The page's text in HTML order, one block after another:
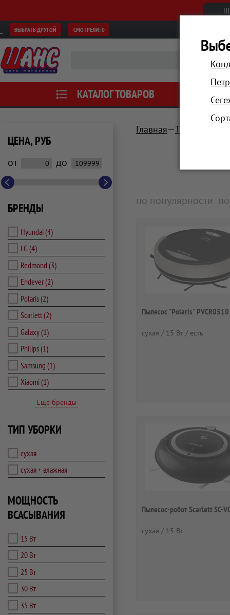
ВЫБРАТЬ ДРУГОЙ СМОТРЕЛИ:0
КАТАЛОГ ТОВАРОВ АКЦИИ
ЦЕНА, РУБ
от до
БРЕНДЫ
Hyundai(4)
LG (4)
Redmond (3)
Endever(2)
Polaris(2)
Scarlett(2)
Galaxy(1)
Philips(1)
Samsung (1)
Xiaomi(1)
Еще бренды
ТИП УБОРКИ
сухая
сухая + влажная
МОЩНОСТЬ
ВСАСЫВАНИЯ
15 Вт
20 Вт
25 Вт
30 Вт
35 Вт
Главная Техника для
по популярности
Пылесос "Polaris" PVCR0510
сухая / 15 Вт / есть
Пылесос-робот Scarlett SC-
сухая / 15 Вт